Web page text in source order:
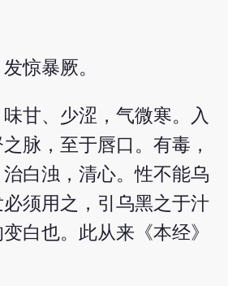
惊暴厥。
味甘、少涩，气微寒。入
脉，至于唇口。有毒，
白浊，清心。性不能乌
须用之，引乌黑之于汁
白也。此从来《本经》